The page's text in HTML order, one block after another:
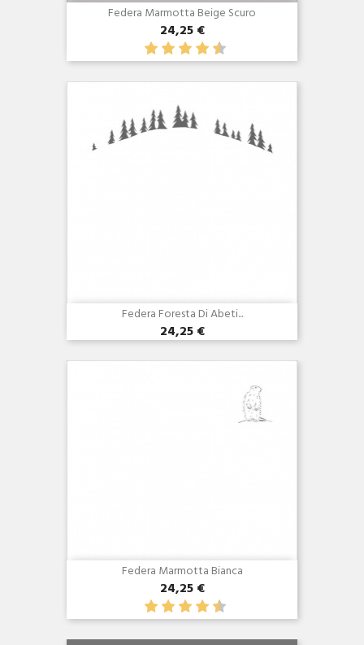
Federa Marmotta Beige Scuro
24,25 €
Anteprima
Federa Foresta Di Abeti...
24,25 €
Anteprima
Federa Marmotta Bianca
24,25 €
Anteprima